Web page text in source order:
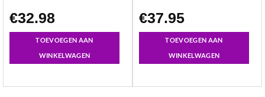
€32.98
TOEVOEGEN AAN
WINKELWAGEN
€37.95
TOEVOEGEN AAN
WINKELWAGEN